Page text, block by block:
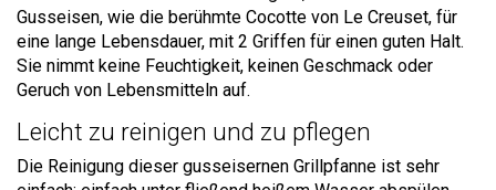
Gusseisen, wie die berühmte Cocotte von Le Creuset, für
eine lange Lebensdauer, mit 2 Griffen für einen guten Halt.
Sie nimmt keine Feuchtigkeit, keinen Geschmack oder
Geruch von Lebensmitteln auf.
Leicht zu reinigen und zu pflegen
Die Reinigung dieser gusseisernen Grillpfanne ist sehr